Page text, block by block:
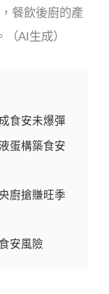
餐飲後廚的產
AI生成）
食安未爆彈
蛋構築食安
廚搶賺旺季
安風險